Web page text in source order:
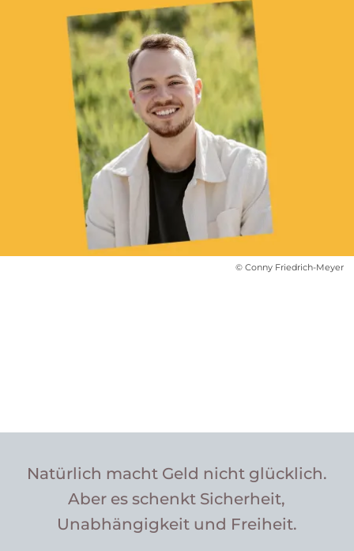
© Conny Friedrich-Meyer
Natürlich macht Geld nicht glücklich.
Aber es schenkt Sicherheit,
Unabhängigkeit und Freiheit.